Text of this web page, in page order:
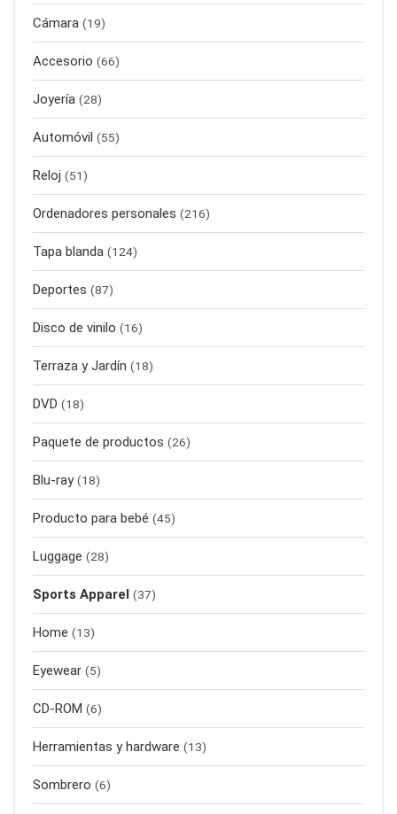
Cámara (19)
Accesorio (66)
Joyería (28)
Automóvil (55)
Reloj (51)
Ordenadores personales (216)
Tapa blanda (124)
Deportes (87)
Disco de vinilo (16)
Terraza y Jardín (18)
DVD (18)
Paquete de productos (26)
Blu-ray (18)
Producto para bebé (45)
Luggage (28)
Sports Apparel (37)
Home (13)
Eyewear (5)
CD-ROM (6)
Herramientas y hardware (13)
Sombrero (6)